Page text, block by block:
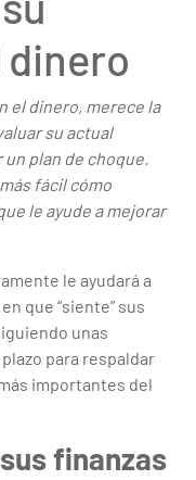
el dinero, merece la
su actual
plan de choque.
fácil cómo
le ayude a mejorar
le ayudará a
que “siente” sus
unas
para respaldar
importantes del
finanzas